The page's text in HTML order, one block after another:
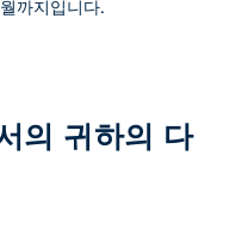
까지입니다.
의 귀하의 다